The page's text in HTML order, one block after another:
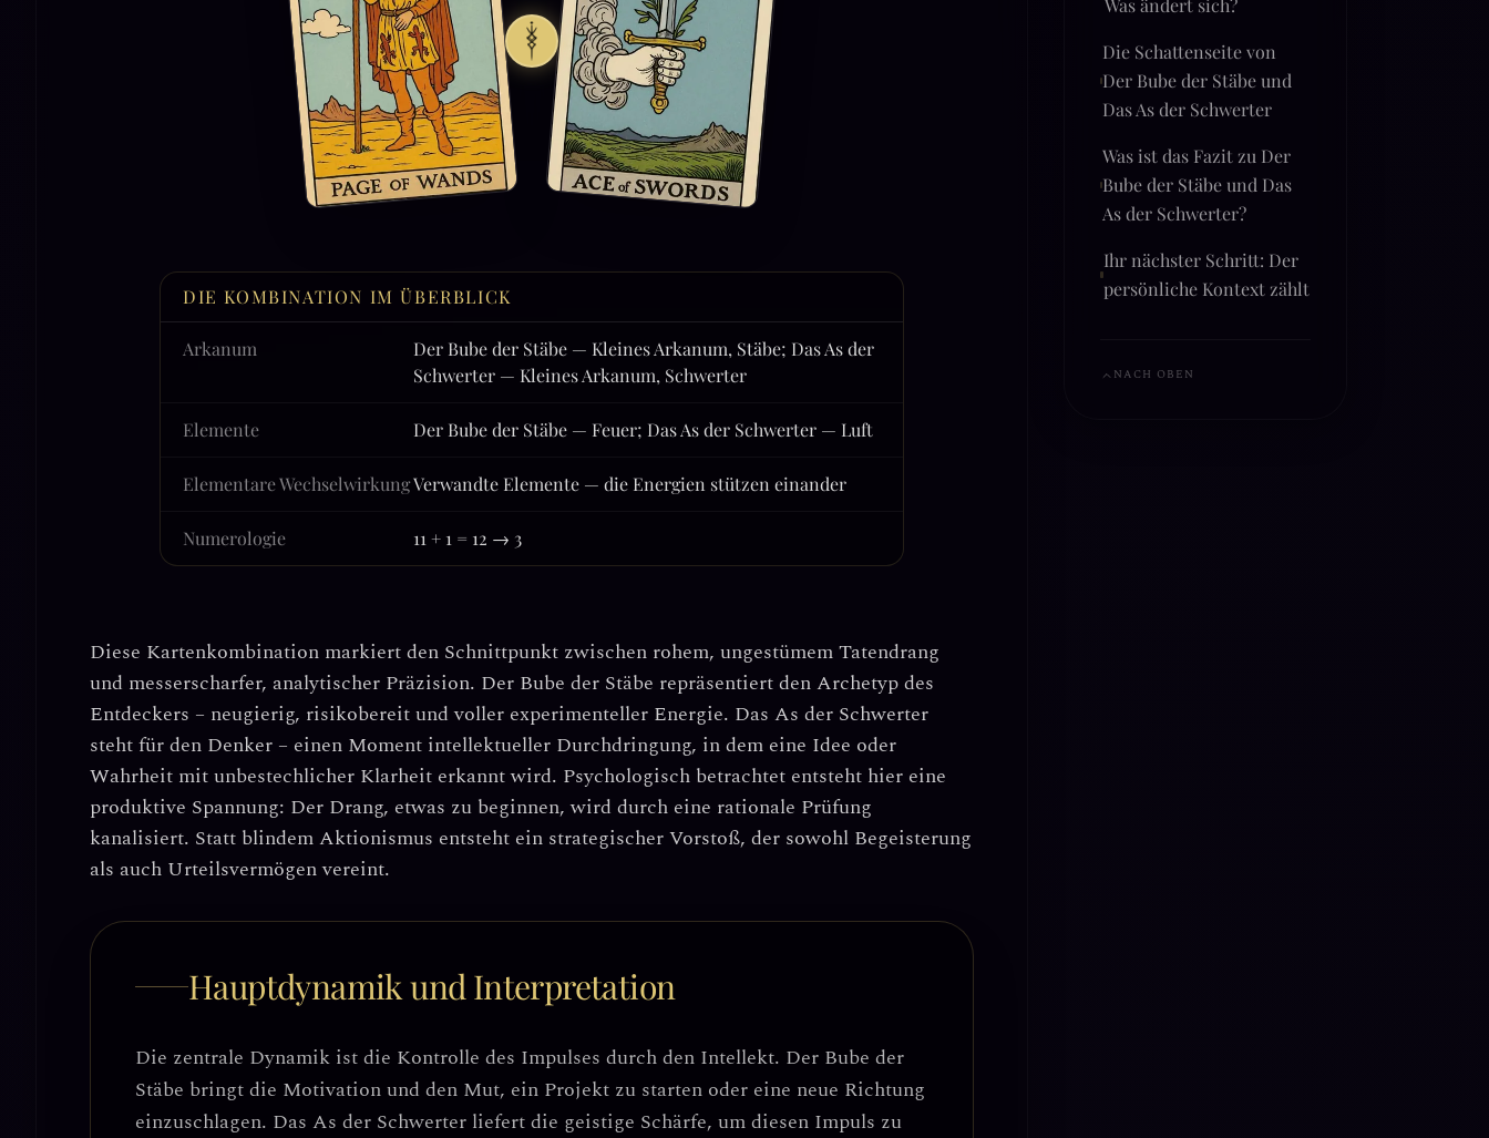
DIE KOMBINATION IM ÜBERBLICK
Arkanum
Der Bube der Stäbe — Kleines Arkanum, Stäbe; Das As der
Schwerter — Kleines Arkanum, Schwerter
Elemente Der Bube der Stäbe — Feuer; Das As der Schwerter — Luft
Elementare WechselwirkungVerwandte Elemente — die Energien stützen einander
Numerologie 11 + 1 = 12 → 3
Diese Kartenkombination markiert den Schnittpunkt zwischen rohem, ungestümem Tatendrang
und messerscharfer, analytischer Präzision. Der Bube der Stäbe repräsentiert den Archetyp des
Entdeckers – neugierig, risikobereit und voller experimenteller Energie. Das As der Schwerter
steht für den Denker – einen Moment intellektueller Durchdringung, in dem eine Idee oder
Wahrheit mit unbestechlicher Klarheit erkannt wird. Psychologisch betrachtet entsteht hier eine
produktive Spannung: Der Drang, etwas zu beginnen, wird durch eine rationale Prüfung
kanalisiert. Statt blindem Aktionismus entsteht ein strategischer Vorstoß, der sowohl Begeisterung
als auch Urteilsvermögen vereint.
Hauptdynamik und Interpretation
Die zentrale Dynamik ist die Kontrolle des Impulses durch den Intellekt. Der Bube der
Stäbe bringt die Motivation und den Mut, ein Projekt zu starten oder eine neue Richtung
einzuschlagen. Das As der Schwerter liefert die geistige Schärfe, um diesen Impuls zu
Der Bube der Stäbe und
Das As der Schwerter
Bube der Stäbe und Das
As der Schwerter?
persönliche Kontext zählt